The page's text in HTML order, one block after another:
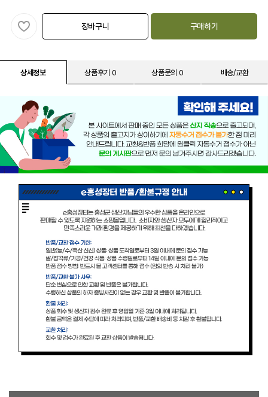
장바구니 구매하기
상세정보 상품후기 0 상품문의 0 배송/교환